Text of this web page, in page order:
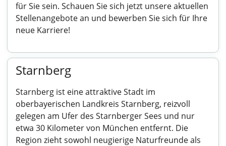
für Sie sein. Schauen Sie sich jetzt unsere aktuellen
Stellenangebote an und bewerben Sie sich für Ihre
neue Karriere!
Starnberg
Starnberg ist eine attraktive Stadt im
oberbayerischen Landkreis Starnberg, reizvoll
gelegen am Ufer des Starnberger Sees und nur
etwa 30 Kilometer von München entfernt. Die
Region zieht sowohl neugierige Naturfreunde als